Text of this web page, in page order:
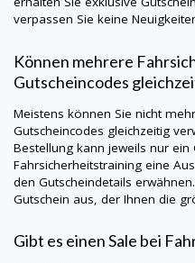
verpassen Sie keine
Können mehrere
Gutscheincodes
Meistens können Sie nicht
Gutscheincodes gleichzeitig
Bestellung kann jeweils nur ein
Fahrsicherheitstraining eine
den Gutscheindetails
Gutschein aus, der Ihnen die
Gibt es einen Sale bei